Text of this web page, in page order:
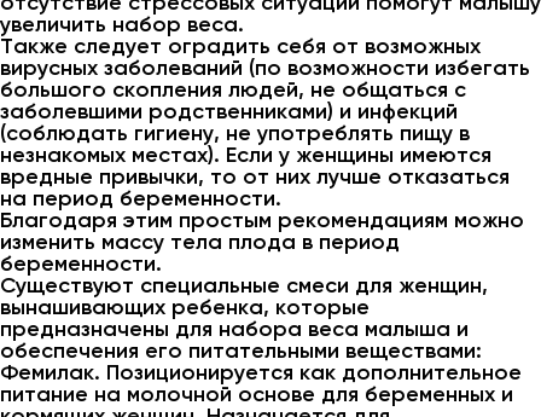
увеличить набор веса.
Также следует оградить себя от возможных
вирусных заболеваний (по возможности избегать
большого скопления людей, не общаться с
заболевшими родственниками) и инфекций
(соблюдать гигиену, не употреблять пищу в
незнакомых местах). Если у женщины имеются
вредные привычки, то от них лучше отказаться
на период беременности.
Благодаря этим простым рекомендациям можно
изменить массу тела плода в период
беременности.
Существуют специальные смеси для женщин,
вынашивающих ребенка, которые
предназначены для набора веса малыша и
обеспечения его питательными веществами:
Фемилак. Позиционируется как дополнительное
питание на молочной основе для беременных и